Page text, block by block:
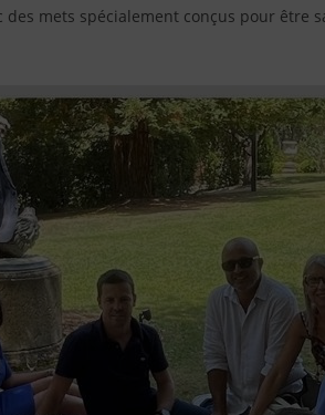
des mets spécialement conçus pour être